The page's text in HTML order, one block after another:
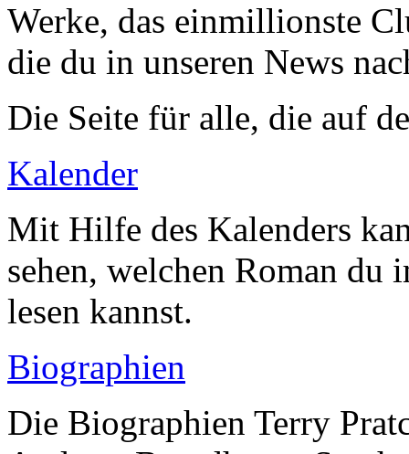
Werke, das einmillionste
die du in unseren News
Die Seite für alle, die auf
Kalender
Mit Hilfe des Kalenders
sehen, welchen Roman du
lesen kannst.
Biographien
Die Biographien Terry